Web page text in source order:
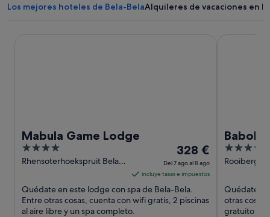
Los mejores hoteles de Bela-BelaAlquileres de vacaciones en
Mabula Game Lodge
4
out
5
Rhensoterhoekspruit Bela-
El
precio
es
de
328 €
328 €
Del 7 ago al 8 ago
incluye tasas e impuestos
Quédate en este lodge con spa de Bela-Bela.
Entre otras cosas, cuenta con wifi gratis, 2 piscinas
al aire libre y un spa completo.
Babohi
5
out
5
Rooiberg
Quédate
otras
gratuito y